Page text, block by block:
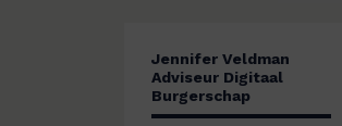
Jennifer Veldman
Adviseur Digitaal
Burgerschap